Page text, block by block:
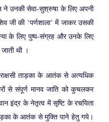
ने उनकी सेवा-सुश्रुषा के लिए अपनी
जी की ‘पर्णशाला’ में जाकर उसकी
के लिए पुष्प-संग्रह और उनके लिए
थी ।
ताड़का के आतंक से अत्यधिक
से संपूर्ण मानव जाति को कुचलकर
इंद्र के नेतृत्व में सृष्टि के रचयिता
के आतंक से मुक्ति पाने हेतु गये।